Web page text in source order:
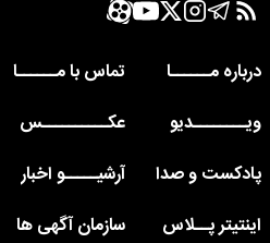
درباره مــــــا
تماس با مــــــا
ویــــــــدیو
عکــــــــــس
پادکست و صدا
آرشیـــــو اخبار
اینتیتر پــلاس
سازمان آگهی ها